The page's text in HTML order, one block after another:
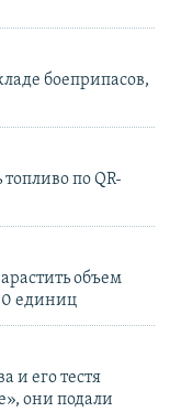
боеприпасов,
топливо по QR-
объем
единиц
и его тестя
они подали